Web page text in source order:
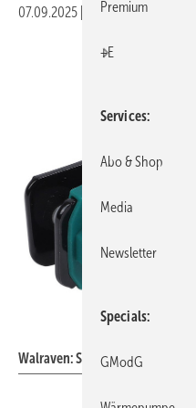
07.09.2025 Veröffentlicht in
Walraven: Schwerlastschelle
Premium
+E
Services
Abo & Shop
Media
Newsletter
Specials
GModG